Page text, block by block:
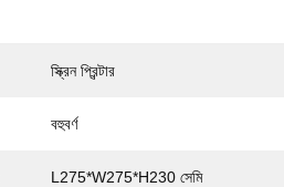
স্ক্রিন প্রিন্টার
বহুবর্ণ
L275*W275*H230 সেমি